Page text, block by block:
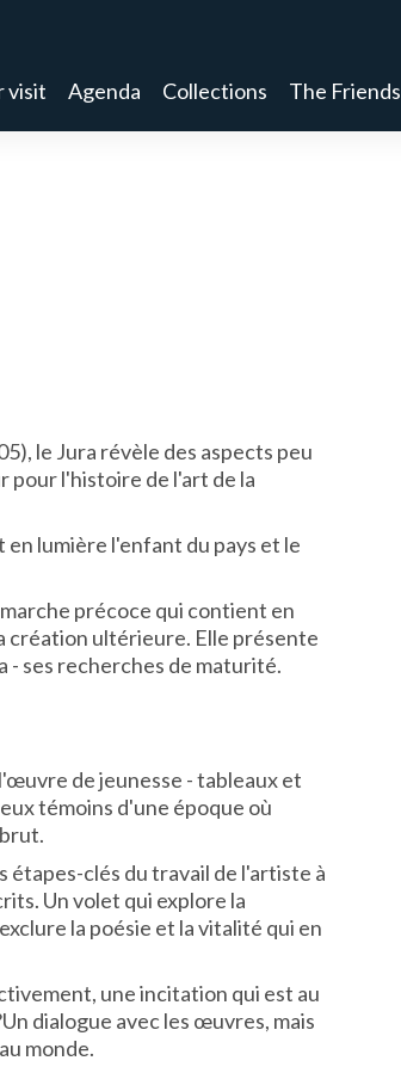
visit Agenda Collections The Friends
le Jura révèle des aspects peu
pour l'histoire de l'art de la
lumière l'enfant du pays et le
précoce qui contient en
création ultérieure. Elle présente
- ses recherches de maturité.
de jeunesse - tableaux et
témoins d'une époque où
clés du travail de l'artiste à
Un volet qui explore la
la poésie et la vitalité qui en
une incitation qui est au
dialogue avec les œuvres, mais
monde.